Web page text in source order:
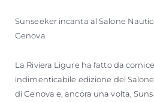
Sunseeker incanta al Salone
Genova
La Riviera Ligure ha fatto da
indimenticabile edizione del
di Genova e, ancora una volta,